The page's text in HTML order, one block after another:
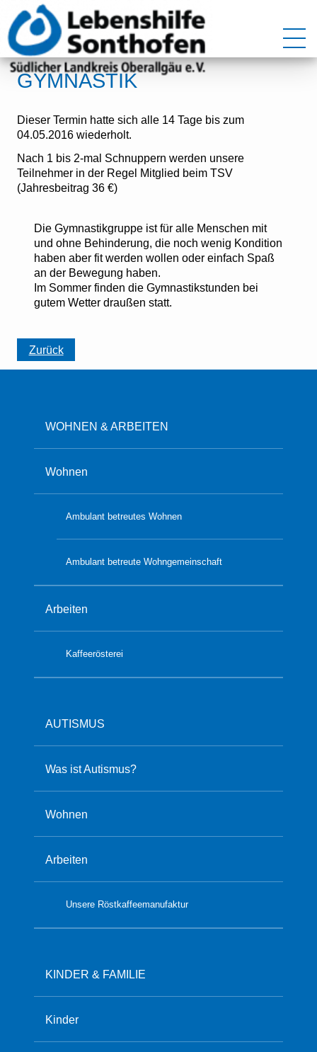
GYMNASTIK
Dieser Termin hatte sich alle 14 Tage bis zum
04.05.2016 wiederholt.
Nach 1 bis 2-mal Schnuppern werden unsere
Teilnehmer in der Regel Mitglied beim TSV
(Jahresbeitrag 36 €)
Die Gymnastikgruppe ist für alle Menschen mit
und ohne Behinderung, die noch wenig Kondition
haben aber fit werden wollen oder einfach Spaß
an der Bewegung haben.
Im Sommer finden die Gymnastikstunden bei
gutem Wetter draußen statt.
Zurück
WOHNEN & ARBEITEN
Wohnen
Ambulant betreutes Wohnen
Ambulant betreute Wohngemeinschaft
Arbeiten
Kaffeerösterei
AUTISMUS
Was ist Autismus?
Wohnen
Arbeiten
Unsere Röstkaffeemanufaktur
KINDER & FAMILIE
Kinder